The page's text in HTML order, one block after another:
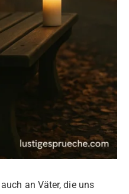
an Väter, die uns